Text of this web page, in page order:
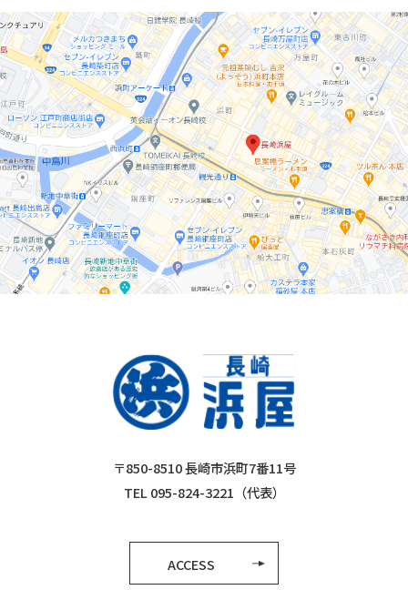
〒850-8510 長崎市浜町7番11号
TEL 095-824-3221（代表）
ACCESS